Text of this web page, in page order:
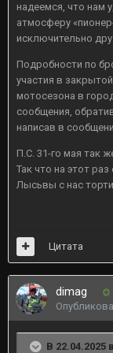
надеемся, что нам
атмосферу
исключительно
Подробности по
участия в
мотосезона в
сообщения,
написав в
П.С. 31-го мая так
Так что на этот
Лысьвы с нас
Цитата
dimag
В 22.04.2025